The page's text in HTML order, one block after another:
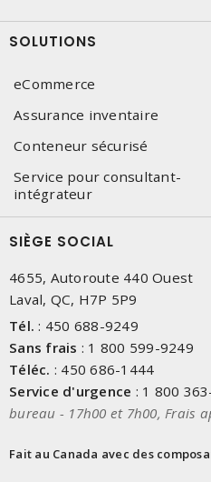
SOLUTIONS
eCommerce
Assurance inventaire
Conteneur sécurisé
Service pour consultant-
intégrateur
SIÈGE SOCIAL
4655, Autoroute 440 Ouest
Laval, QC, H7P 5P9
Tél. : 450 688-9249
Sans frais : 1 800 599-9249
Téléc. : 450 686-1444
Service d'urgence : 1 800
bureau - 17h00 et 7h00, Frais
Fait au Canada avec des